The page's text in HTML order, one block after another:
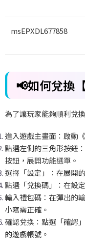
msEPXDL677858
📢如何兌換
為了讓玩家能夠順利兌
進入遊戲主畫面：啟動
點選左側的三角形按鈕
按鈕，展開功能選單。
選擇「設定」：在展開
點選「兌換碼」：在設
輸入禮包碼：在彈出的
小寫需正確。
確認兌換：點選「確認
的遊戲帳號。